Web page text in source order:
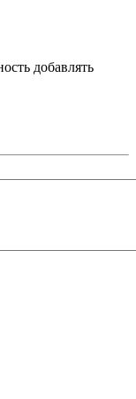
добавлять